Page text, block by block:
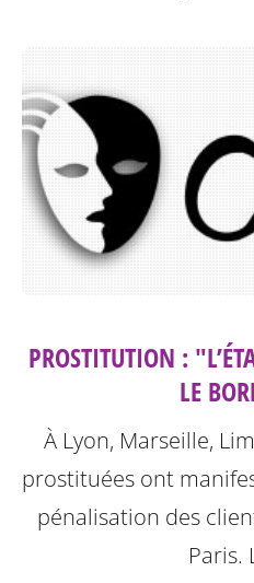
PROSTITUTION :
LE
À Lyon, Marseille,
prostituées ont
pénalisation des
Paris.